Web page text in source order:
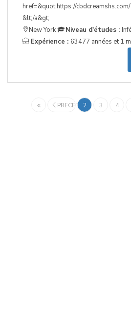
href=&quot;https://
&lt;/a&gt;
New York
Niveau d'études :
Expérience : 63477 années et 1
PRECEDENT
2 3 4